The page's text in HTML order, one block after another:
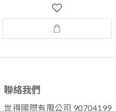
聯絡我們
世得國際有限公司 90704199